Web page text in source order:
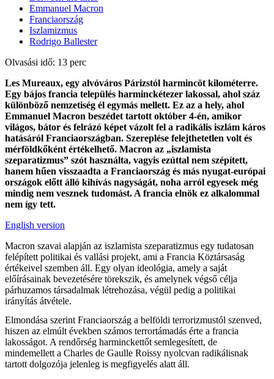
Emmanuel Macron
Franciaország
Iszlamizmus
Rodrigo Ballester
Olvasási idő: 13 perc
Les Mureaux, egy alvóváros Párizstól harmincöt kilométerre.
Egy bájos francia település harminckétezer lakossal, ahol száz
különböző nemzetiség él egymás mellett. Ez az a hely, ahol
Emmanuel Macron beszédet tartott október 4-én, amikor
világos, bátor és felrázó képet vázolt fel a radikális iszlám káros
hatásáról Franciaországban. Szereplése felejthetetlen volt és
mérföldkőként értékelhető. Macron az „iszlamista
szeparatizmus” szót használta, vagyis ezúttal nem szépített,
hanem hűen visszaadta a Franciaország és más nyugat-európai
országok előtt álló kihívás nagyságát, noha arról egyesek még
mindig nem vesznek tudomást. A francia elnök ez alkalommal
nem így tett.
English version
Macron szavai alapján az iszlamista szeparatizmus egy tudatosan
felépített politikai és vallási projekt, ami a Francia Köztársaság
értékeivel szemben áll. Egy olyan ideológia, amely a saját
előírásainak bevezetésére törekszik, és amelynek végső célja
párhuzamos társadalmak létrehozása, végül pedig a politikai
irányítás átvétele.
Elmondása szerint Franciaország a belföldi terrorizmustól szenved,
hiszen az elmúlt években számos terrortámadás érte a francia
lakosságot. A rendőrség harminckettőt semlegesített, de
mindemellett a Charles de Gaulle Roissy nyolcvan radikálisnak
tartott dolgozója jelenleg is megfigyelés alatt áll.